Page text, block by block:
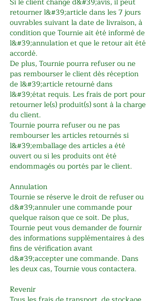
retourner l&#39;article dans les 7 jours
ouvrables suivant la date de livraison, à
condition que Tournie ait été informé de
l&#39;annulation et que le retour ait été
accordé.
De plus, Tournie pourra refuser ou ne
pas rembourser le client dès réception
de l&#39;article retourné dans
l&#39;état requis. Les frais de port pour
retourner le(s) produit(s) sont à la charge
du client.
Tournie pourra refuser ou ne pas
rembourser les articles retournés si
l&#39;emballage des articles a été
ouvert ou si les produits ont été
endommagés ou portés par le client.
Annulation
Tournie se réserve le droit de refuser ou
d&#39;annuler une commande pour
quelque raison que ce soit. De plus,
Tournie peut vous demander de fournir
des informations supplémentaires à des
fins de vérification avant
d&#39;accepter une commande. Dans
les deux cas, Tournie vous contactera.
Revenir